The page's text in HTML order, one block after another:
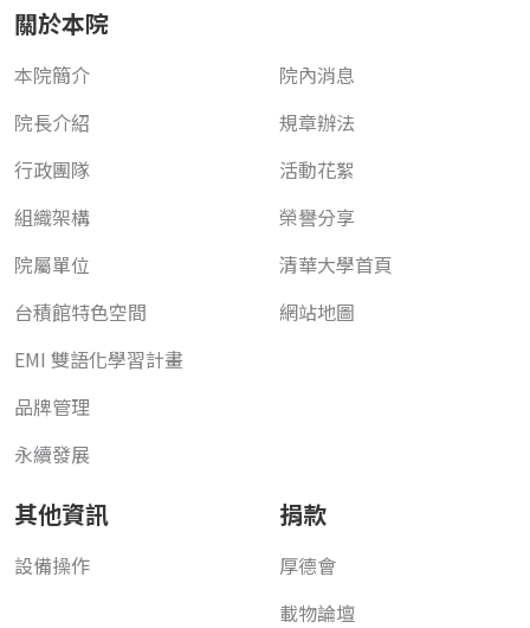
關於本院
本院簡介
院長介紹
行政團隊
組織架構
院屬單位
台積館特色空間
EMI 雙語化學習計畫
品牌管理
永續發展
院內消息
規章辦法
活動花絮
榮譽分享
清華大學首頁
網站地圖
其他資訊
設備操作
捐款
厚德會
載物論壇